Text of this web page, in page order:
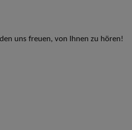
uns freuen, von Ihnen zu hören!